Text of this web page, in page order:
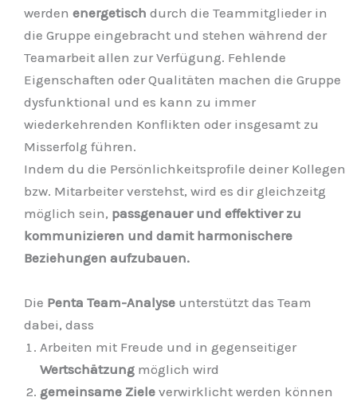
werden energetisch durch die Teammitglieder in
die Gruppe eingebracht und stehen während der
Teamarbeit allen zur Verfügung. Fehlende
Eigenschaften oder Qualitäten machen die Gruppe
dysfunktional und es kann zu immer
wiederkehrenden Konflikten oder insgesamt zu
Misserfolg führen.
Indem du die Persönlichkeitsprofile deiner Kollegen
bzw. Mitarbeiter verstehst, wird es dir gleichzeitg
möglich sein, passgenauer und effektiver zu
kommunizieren und damit harmonischere
Beziehungen aufzubauen.
Die Penta Team-Analyse unterstützt das Team
dabei, dass
Arbeiten mit Freude und in gegenseitiger
Wertschätzung möglich wird
gemeinsame Ziele verwirklicht werden können